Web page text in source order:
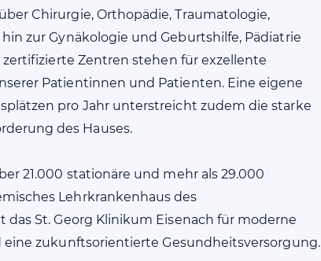
Chirurgie, Orthopädie, Traumatologie,
zur Gynäkologie und Geburtshilfe, Pädiatrie
Zentren stehen für exzellente
Patientinnen und Patienten. Eine eigene
pro Jahr unterstreicht zudem die starke
des Hauses.
21.000 stationäre und mehr als 29.000
Lehrkrankenhaus des
St. Georg Klinikum Eisenach für moderne
eine zukunftsorientierte Gesundheitsversorgung.